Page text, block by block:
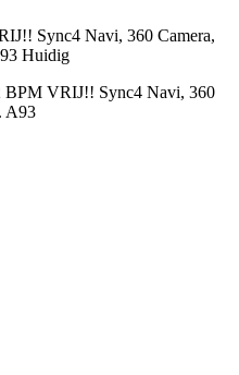
Sync4 Navi, 360 Camera,
Huidig